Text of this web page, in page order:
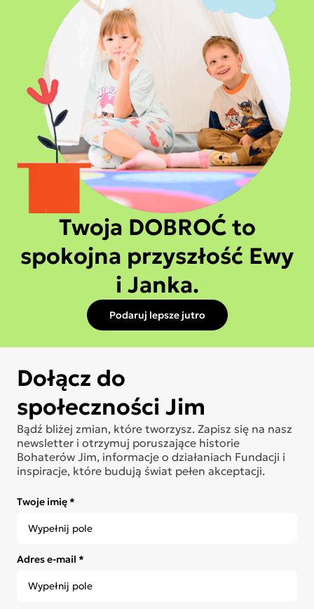
Twoja DOBROĆ to
spokojna przyszłość Ewy
i Janka.
Podaruj lepsze jutro
Dołącz do
społeczności Jim
Bądź bliżej zmian, które tworzysz. Zapisz się na nasz
newsletter i otrzymuj poruszające historie
Bohaterów Jim, informacje o działaniach Fundacji i
inspiracje, które budują świat pełen akceptacji.
Twoje imię *
Adres e-mail *